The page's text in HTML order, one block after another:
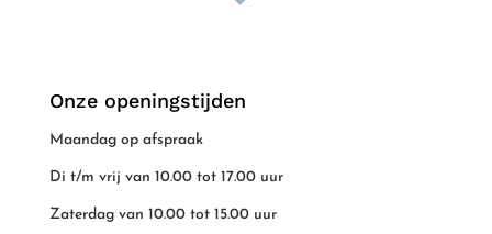
Onze openingstijden
Maandag op afspraak
Di t/m vrij van 10.00 tot 17.00 uur
Zaterdag van 10.00 tot 15.00 uur